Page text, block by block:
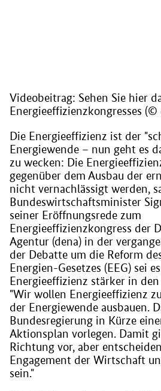
Videobeitrag: Sehen Sie hier
Energieeffizienzkongresses (©
Die Energieeffizienz ist der
Energiewende – nun geht es
zu wecken: Die
gegenüber dem Ausbau der
nicht vernachlässigt werden,
Bundeswirtschaftsminister
seiner Eröffnungsrede zum
Energieeffizienzkongress der
Agentur (dena) in der
der Debatte um die Reform
Energien-Gesetzes (EEG) sei
Energieeffizienz stärker in
"Wir wollen Energieeffizienz
der Energiewende ausbauen.
Bundesregierung in Kürze
Aktionsplan vorlegen. Damit
Richtung vor, aber
Engagement der Wirtschaft
sein."